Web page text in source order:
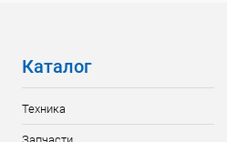
Каталог
Техника